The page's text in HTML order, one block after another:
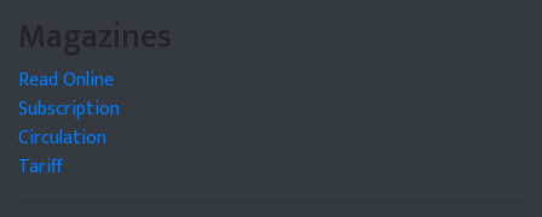
Magazines
Read Online
Subscription
Circulation
Tariff